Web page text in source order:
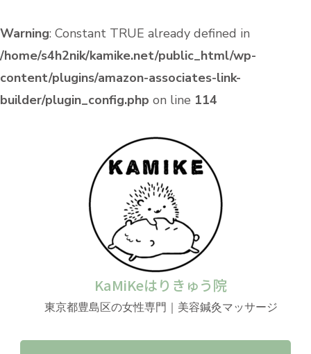
Warning: Constant TRUE already defined in
/home/s4h2nik/kamike.net/public_html/wp-
content/plugins/amazon-associates-link-
builder/plugin_config.php on line 114
KaMiKeはりきゅう院
東京都豊島区の女性専門｜美容鍼灸マッサージ